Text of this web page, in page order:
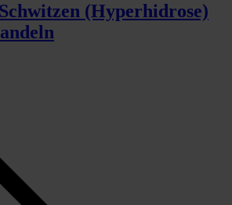
(Hyperhidrose)